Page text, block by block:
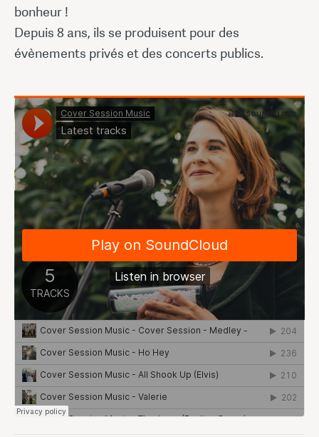
bonheur !
Depuis 8 ans, ils se produisent pour des
évènements privés et des concerts publics.